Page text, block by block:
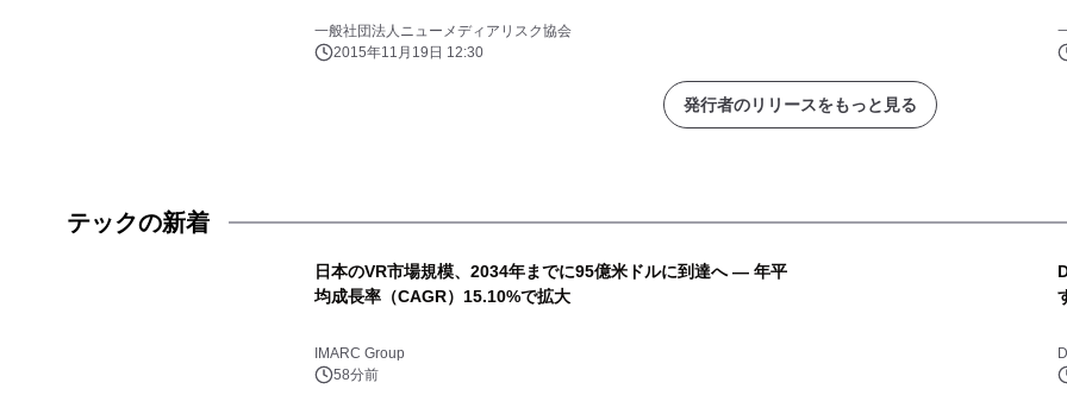
一般社団法人ニューメディアリスク協会
2015年11月19日 12:30
発行者のリリースをもっと見る
テックの新着
日本のVR市場規模、2034年までに95億米ドルに到達へ ― 年平
均成長率（CAGR）15.10%で拡大
IMARC Group
58分前